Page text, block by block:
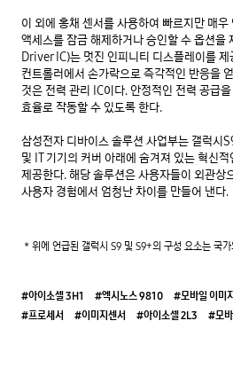
이 외에 홍채 센서를 사용하여 빠르지만 매
액세스를 잠금 해제하거나 승인할 수 옵션
Driver IC)는 멋진 인피니티 디스플레이를
컨트롤러에서 손가락으로 즉각적인 반응을
것은 전력 관리 IC이다. 안정적인 전력 공급
효율로 작동할 수 있도록 한다.
삼성전자 디바이스 솔루션 사업부는 갤럭시
및 IT 기기의 커버 아래에 숨겨져 있는 혁신
제공한다. 해당 솔루션은 사용자들이 외관상
사용자 경험에서 엄청난 차이를 만들어 낸다.
* 위에 언급된 갤럭시 S9 및 S9+의 구성 요소는 국
#아이소셀 3H1 #엑시노스 9810 #모바일 이미
#프로세서
#이미지센서 #아이소셀 2L3 #모